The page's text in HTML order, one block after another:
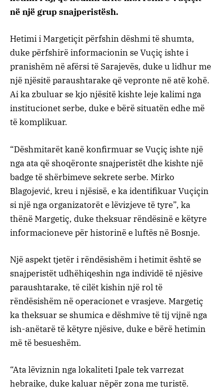
në një grup snajperistësh.
Hetimi i Margetiçit përfshin dëshmi të shumta,
duke përfshirë informacionin se Vuçiç ishte i
pranishëm në afërsi të Sarajevës, duke u lidhur me
një njësitë paraushtarake që vepronte në atë kohë.
Ai ka zbuluar se kjo njësitë kishte leje kalimi nga
institucionet serbe, duke e bërë situatën edhe më
të komplikuar.
“Dëshmitarët kanë konfirmuar se Vuçiç ishte një
nga ata që shoqëronte snajperistët dhe kishte një
badge të shërbimeve sekrete serbe. Mirko
Blagojević, kreu i njësisë, e ka identifikuar Vuçiçin
si një nga organizatorët e lëvizjeve të tyre”, ka
thënë Margetiç, duke theksuar rëndësinë e këtyre
informacioneve për historinë e luftës në Bosnje.
Një aspekt tjetër i rëndësishëm i hetimit është se
snajperistët udhëhiqeshin nga individë të njësive
paraushtarake, të cilët kishin një rol të
rëndësishëm në operacionet e vrasjeve. Margetiç
ka theksuar se shumica e dëshmive të tij vijnë nga
ish-anëtarë të këtyre njësive, duke e bërë hetimin
më të besueshëm.
“Ata lëviznin nga lokaliteti Ipale tek varrezat
hebraike, duke kaluar nëpër zona me turistë.